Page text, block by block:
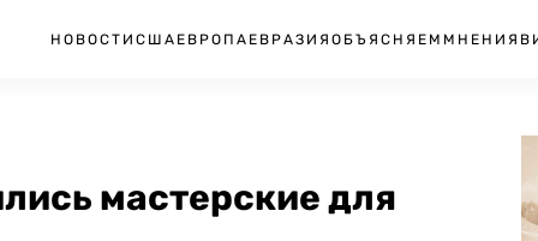
НОВОСТИ США ЕВРОПА ЕВРАЗИЯ ОБЪЯСНЯЕМ МНЕНИЯ
мастерские для